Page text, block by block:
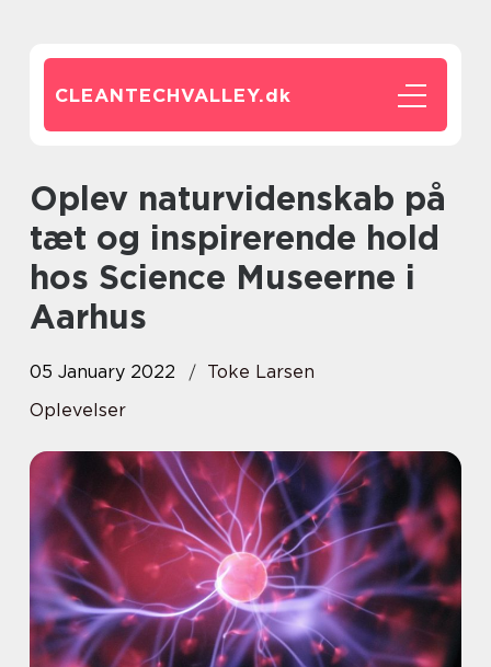
CLEANTECHVALLEY.dk
Oplev naturvidenskab på
tæt og inspirerende hold
hos Science Museerne i
Aarhus
05 January 2022
Toke Larsen
Oplevelser